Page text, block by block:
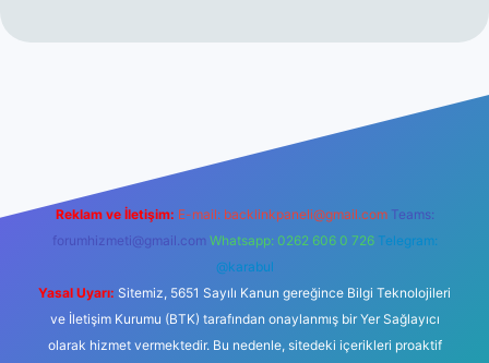
Reklam ve İletişim: E-mail: backlinkpaneli@gmail.com Teams:
forumhizmeti@gmail.com Whatsapp: 0262 606 0 726 Telegram:
@karabul
Yasal Uyarı: Sitemiz, 5651 Sayılı Kanun gereğince Bilgi Teknolojileri
ve İletişim Kurumu (BTK) tarafından onaylanmış bir Yer Sağlayıcı
olarak hizmet vermektedir. Bu nedenle, sitedeki içerikleri proaktif